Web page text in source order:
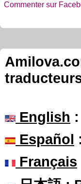
Commenter sur
English
Español
Français